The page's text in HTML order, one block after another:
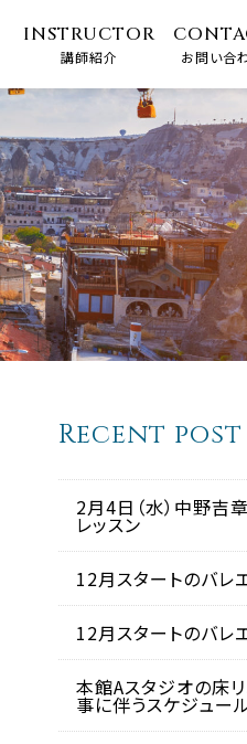
INSTRUCTOR
講師紹介 お問い合
Recent post
2月4日（水）中野吉
レッスン
12月スタートのバレ
12月スタートのバレ
本館Aスタジオの床
事に伴うスケジュー